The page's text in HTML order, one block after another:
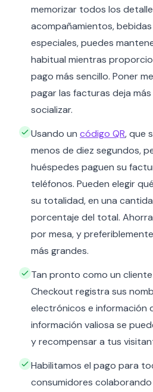
memorizar todos los
acompañamientos,
especiales, puedes
habitual mientras
pago más sencillo. Poner
pagar las facturas deja
socializar.
Usando un código QR, que
menos de diez segundos,
huéspedes paguen su
teléfonos. Pueden elegir
su totalidad, en una
porcentaje del total.
por mesa, y
más grandes.
Tan pronto como un
Checkout registra sus
electrónicos e información
información valiosa se
y recompensar a tus
Habilitamos el pago para
consumidores